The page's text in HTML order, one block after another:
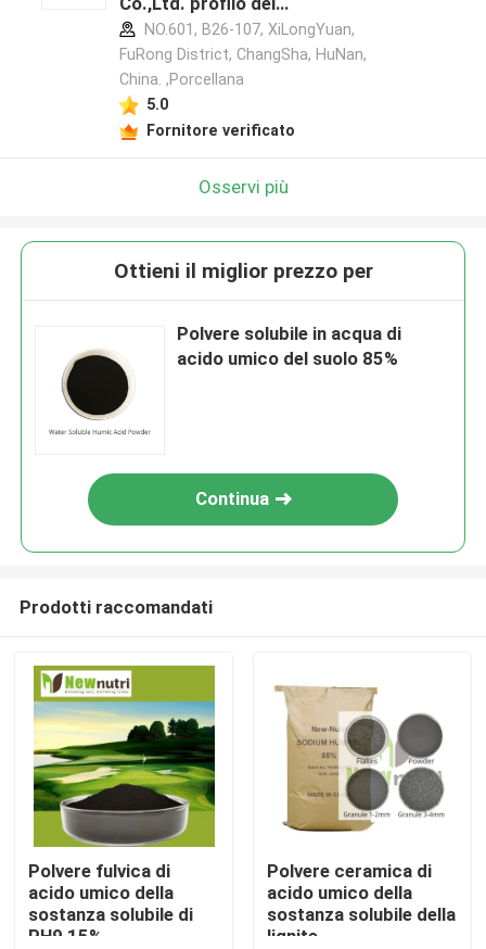
Casa
Prodotti
produttore
NO.601, B26-107, XiLongYuan,
FuRong District, ChangSha, HuNan,
China. ,Porcellana
5.0
Fornitore verificato
Osservi più
Ottieni il miglior prezzo per
Polvere solubile in acqua di
acido umico del suolo 85%
Continua
Prodotti raccomandati
Polvere fulvica di
acido umico della
sostanza solubile di
PH9 15%
Polvere ceramica di
acido umico della
sostanza solubile della
lignite